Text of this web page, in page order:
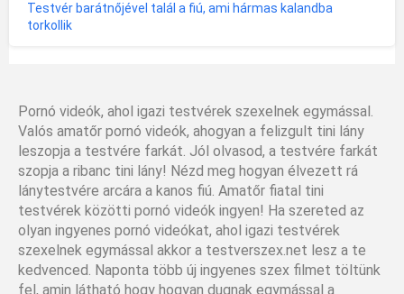
Testvér barátnőjével talál a fiú, ami hármas kalandba
torkollik
Pornó videók, ahol igazi testvérek szexelnek egymással.
Valós amatőr pornó videók, ahogyan a felizgult tini lány
leszopja a testvére farkát. Jól olvasod, a testvére farkát
szopja a ribanc tini lány! Nézd meg hogyan élvezett rá
lánytestvére arcára a kanos fiú. Amatőr fiatal tini
testvérek közötti pornó videók ingyen! Ha szereted az
olyan ingyenes pornó videókat, ahol igazi testvérek
szexelnek egymással akkor a testverszex.net lesz a te
kedvenced. Naponta több új ingyenes szex filmet töltünk
fel, amin látható hogy hogyan dugnak egymással a